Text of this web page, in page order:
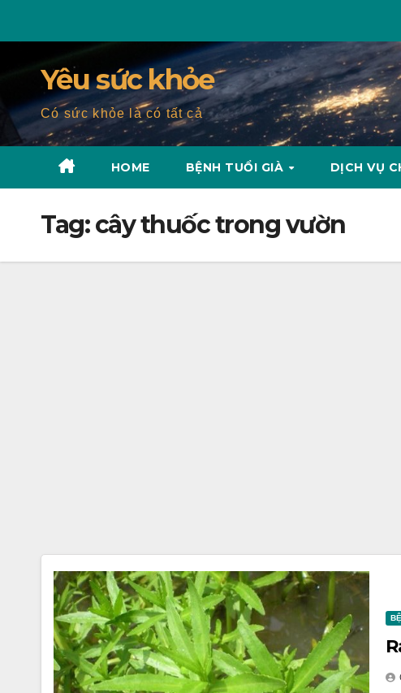
Yêu sức khỏe
Có sức khỏe là có tất cả
HOME BỆNH TUỔI GIÀ DỊCH VỤ
Tag:cây thuốc trong vườn